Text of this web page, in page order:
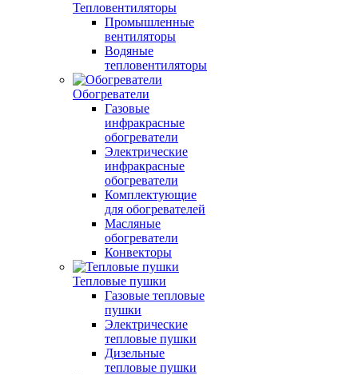
Тепловентиляторы
Промышленные
вентиляторы
Водяные
тепловентиляторы
Обогреватели
Газовые
инфракрасные
обогреватели
Электрические
инфракрасные
обогреватели
Комплектующие
для обогревателей
Масляные
обогреватели
Конвекторы
Тепловые пушки
Газовые тепловые
пушки
Электрические
тепловые пушки
Дизельные
тепловые пушки